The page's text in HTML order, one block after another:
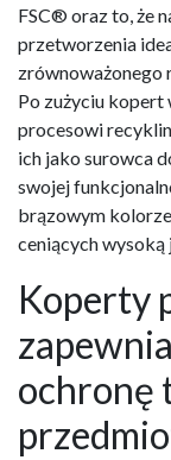
FSC® oraz to, że
przetworzenia
zrównoważonego
Po zużyciu kopert
procesowi
ich jako surowca
swojej
brązowym
ceniących
Koperty
ochronę